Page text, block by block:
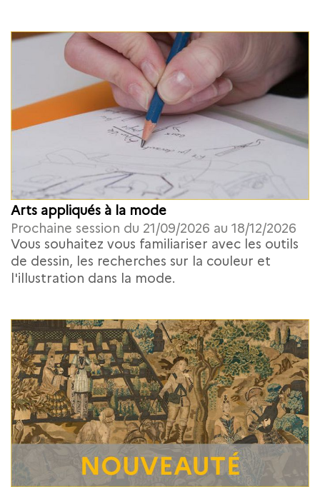
Arts appliqués à la mode
Prochaine session du 21/09/2026 au 18/12/2026
Vous souhaitez vous familiariser avec les outils
de dessin, les recherches sur la couleur et
l'illustration dans la mode.